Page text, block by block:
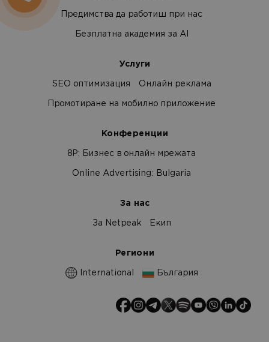
Предимства да работиш при нас
Безплатна академия за AI
Услуги
SEO оптимизация Онлайн реклама
Промотиране на мобилно приложение
Конференции
8Р: Бизнес в онлайн мрежата
Online Advertising: Bulgaria
За нас
За Netpeak Екип
Региони
International България